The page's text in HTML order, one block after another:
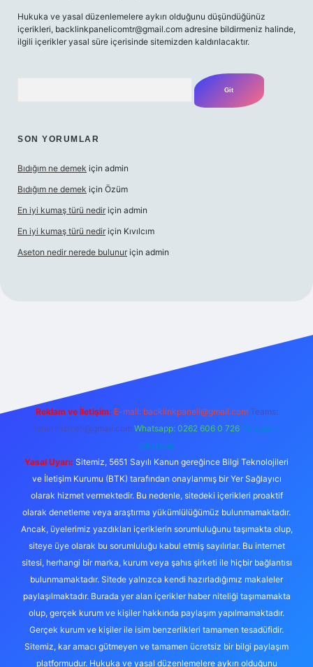
Hukuka ve yasal düzenlemelere aykırı olduğunu düşündüğünüz
içerikleri, backlinkpanelicomtr@gmail.com adresine bildirmeniz halinde,
ilgili içerikler yasal süre içerisinde sitemizden kaldırılacaktır.
SON YORUMLAR
Bıdığım ne demek için admin
Bıdığım ne demek için Özüm
En iyi kumaş türü nedir için admin
En iyi kumaş türü nedir için Kıvılcım
Aseton nedir nerede bulunur için admin
Reklam ve İletişim: E-mail: backlinkpaneli@gmail.com Teams:
forumhizmeti@gmail.com Whatsapp: 0262 606 0 726 Telegram:
@karabul
Yasal Uyarı: Sitemiz, 5651 Sayılı Kanun gereğince Bilgi Teknolojileri
ve İletişim Kurumu (BTK) tarafından onaylanmış bir Yer Sağlayıcı
olarak hizmet vermektedir. Bu nedenle, sitedeki içerikleri proaktif
olarak denetleme veya araştırma yükümlülüğümüz bulunmamaktadır.
Ancak, üyelerimiz yazdıkları içeriklerin sorumluluğunu taşımakta olup,
siteye üye olarak bu sorumluluğu kabul etmiş sayılırlar. Bu internet
sitesi, herhangi bir marka, kurum veya şahıs şirketi ile hiçbir bağlantısı
bulunmamaktadır. Sitede yalnızca kendi hazırladığımız makaleler
paylaşılmaktadır. Burada yer alan içerikler haber niteliği taşımamakta
olup, gerçek kurum ve kişiler hakkında paylaşım yapılmamaktadır.
Gerçek kurum ve kişiler ile isim benzerlikleri tamamen tesadüfidir.
Sitemiz, kar amacı gütmeyen ve tamamen ücretsiz bir bilgi paylaşım
platformudur. Hukuka ve yasal düzenlemelere aykırı olduğunu